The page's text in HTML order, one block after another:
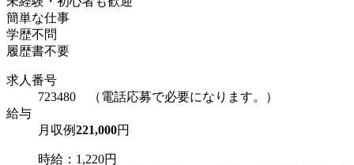
簡単な仕事
学歴不問
履歴書不要
求人番号
723480 （電話応募で必要になります。）
給与
月収例221,000円
時給：1,220円